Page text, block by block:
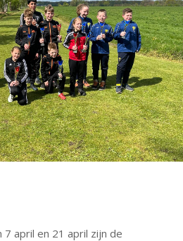
april en 21 april zijn de